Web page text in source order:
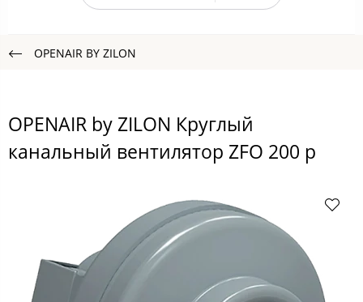
OPENAIR BY ZILON
OPENAIR by ZILON Круглый
канальный вентилятор ZFO 200 р